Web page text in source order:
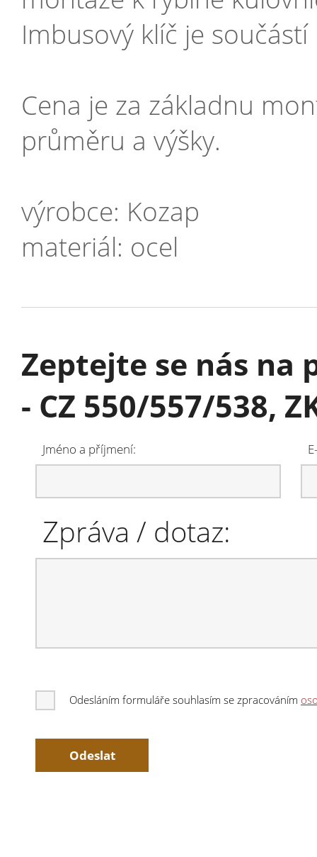
Imbusový klíč je součástí
Cena je za základnu
průměru a výšky.
výrobce: Kozap
materiál: ocel
Zeptejte se nás
- CZ 550/557/538,
Jméno a příjmení:
Zpráva / dotaz:
Odesláním formuláře souhlasím se zpracováním